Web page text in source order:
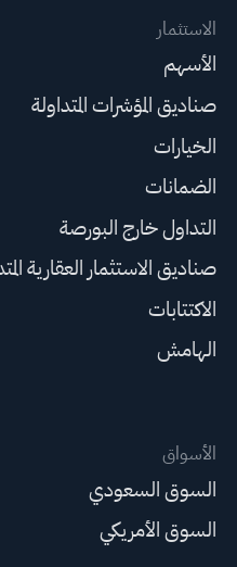
الاستثمار
الأسهم
صناديق المؤشرات المتداولة
الخيارات
الضمانات
التداول خارج البورصة
صناديق الاستثمار العقارية
الاكتتابات
الهامش
الأسواق
السوق السعودي
السوق الأمريكي